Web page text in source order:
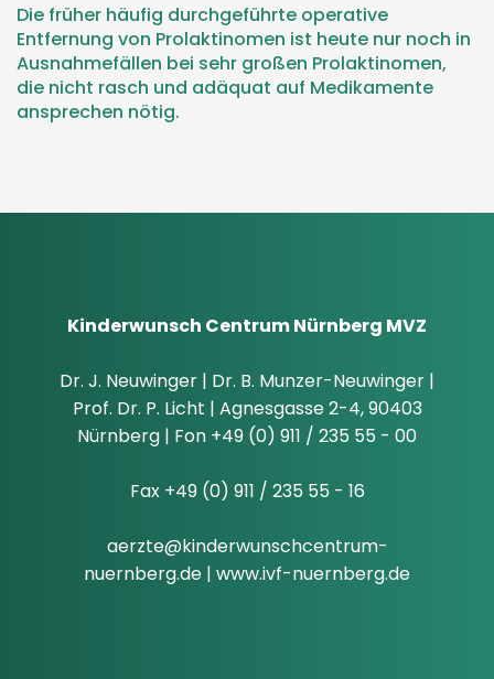
Die früher häufig durchgeführte operative
Entfernung von Prolaktinomen ist heute nur noch in
Ausnahmefällen bei sehr großen Prolaktinomen,
die nicht rasch und adäquat auf Medikamente
ansprechen nötig.
Kinderwunsch Centrum Nürnberg MVZ
Dr. J. Neuwinger | Dr. B. Munzer-Neuwinger |
Prof. Dr. P. Licht | Agnesgasse 2-4, 90403
Nürnberg | Fon +49 (0) 911 / 235 55 - 00
Fax +49 (0) 911 / 235 55 - 16
aerzte@kinderwunschcentrum-
nuernberg.de | www.ivf-nuernberg.de